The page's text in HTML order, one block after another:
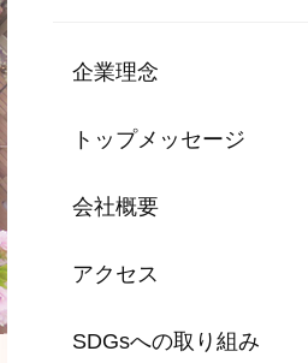
企業理念
トップメッセージ
会社概要
アクセス
SDGsへの取り組み